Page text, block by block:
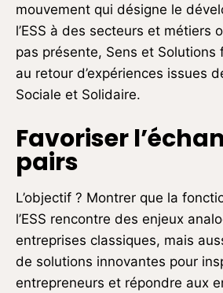
mouvement qui désigne le
l’ESS à des secteurs et métiers
pas présente, Sens et Solutions
au retour d’expériences issues
Sociale et Solidaire.
Favoriser
pairs
L’objectif ? Montrer que la
l’ESS rencontre des enjeux
entreprises classiques, mais
de solutions innovantes pour
entrepreneurs et répondre aux